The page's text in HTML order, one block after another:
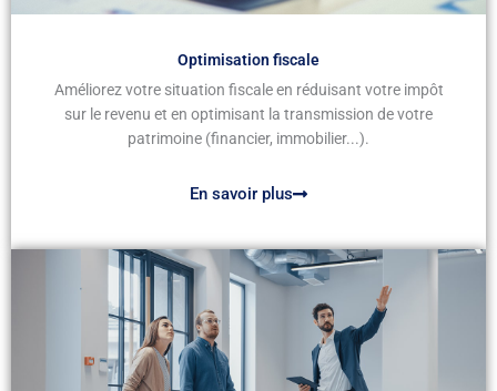
Optimisation fiscale
Améliorez votre situation fiscale en réduisant votre impôt
sur le revenu et en optimisant la transmission de votre
patrimoine (financier, immobilier...).
En savoir plus